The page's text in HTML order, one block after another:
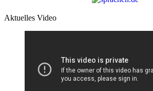
Aktuelles Video